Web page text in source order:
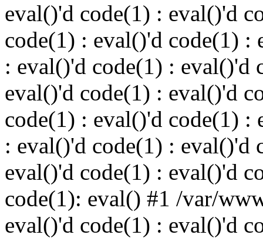
eval()'d code(1) : eval()'d
code(1) : eval()'d code(1) :
: eval()'d code(1) : eval()'d
eval()'d code(1) : eval()'d
code(1) : eval()'d code(1) :
: eval()'d code(1) : eval()'d
eval()'d code(1) : eval()'d
code(1): eval() #1 /var/
eval()'d code(1) : eval()'d